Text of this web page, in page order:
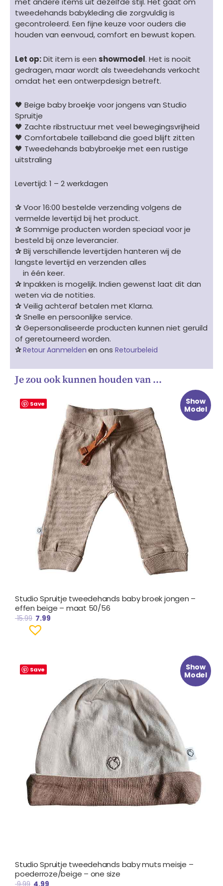
tweedehands babykleding die zorgvuldig is
gecontroleerd. Een fijne keuze voor ouders die
houden van eenvoud, comfort en bewust kopen.
Let op:Dit item is een showmodel. Het is nooit
gedragen, maar wordt als tweedehands verkocht
omdat het een ontwerpdesign betreft.
🖤 Beige baby broekje voor jongens van Studio
Spruitje
🖤 Zachte ribstructuur met veel bewegingsvrijheid
🖤 Comfortabele tailleband die goed blijft zitten
🖤 Tweedehands babybroekje met een rustige
uitstraling
Levertijd: 1 – 2 werkdagen
✰Voor 16:00 bestelde verzending volgens de
vermelde levertijd bij het product.
✰Sommige producten worden speciaal voor je
besteld bij onze leverancier.
✰Bij verschillende levertijden hanteren wij de
langste levertijd en verzenden alles
in één keer.
✰Inpakken is mogelijk. Indien gewenst laat dit dan
weten via de notities.
✰Veilig achteraf betalen met Klarna.
✰Snelle en persoonlijke service.
✰Gepersonaliseerde producten kunnen niet geruild
of geretourneerd worden.
✰Retour Aanmelden en ons Retourbeleid
Je zou ook kunnen houden van …
Save
Show
Model
Studio Spruitje tweedehands baby broek jongen –
effen beige – maat 50/56
15.99
prijs
was:
7.99
€ 7.99.
Save
Show
Model
Studio Spruitje tweedehands baby muts meisje –
poederroze/beige – one size
prijs
was: